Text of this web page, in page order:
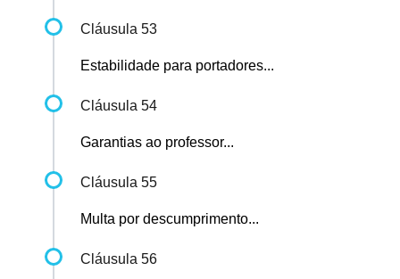
Cláusula 53
Estabilidade para portadores...
Cláusula 54
Garantias ao professor...
Cláusula 55
Multa por descumprimento...
Cláusula 56